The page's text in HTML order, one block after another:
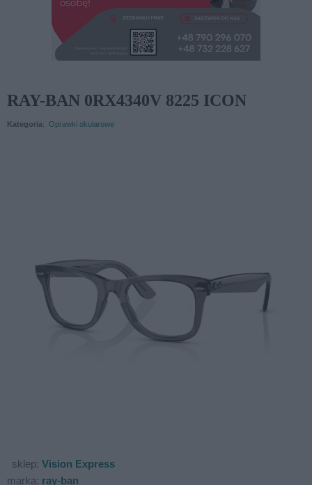
RAY-BAN 0RX4340V 8225 ICON
Kategoria: Oprawki okularowe
sklep: Vision Express
marka: ray-ban